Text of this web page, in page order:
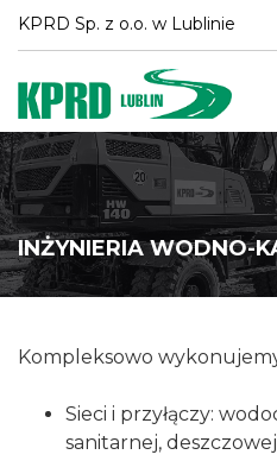
KPRD Sp. z o.o. w Lublinie
INŻYNIERIA WODNO-
Kompleksowo
Sieci i przyłączy:
sanitarnej,